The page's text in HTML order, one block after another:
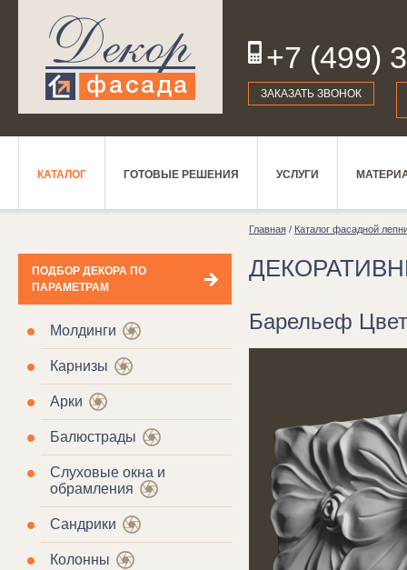
+7 (499)
19
ЗАКАЗАТЬ ЗВОНОК
КАТАЛОГ ГОТОВЫЕ РЕШЕНИЯ УСЛУГИ
ПОДБОР ДЕКОРА ПО
ПАРАМЕТРАМ
Молдинги
Карнизы
Арки
Балюстрады
Слуховые окна и
обрамления
Сандрики
Колонны
Главная/ Каталог фасадной
Барельеф